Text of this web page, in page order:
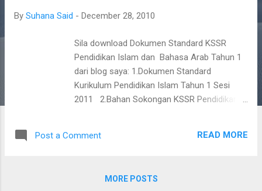
By Suhana Said - December 28, 2010
Sila download Dokumen Standard KSSR
Pendidikan Islam dan Bahasa Arab Tahun 1
dari blog saya: 1.Dokumen Standard
Kurikulum Pendidikan Islam Tahun 1 Sesi
2011 2.Bahan Sokongan KSSR Pendidikan
4.Bahan Sokongan KSSR Bahasa Arab TAhun
Post a Comment READ MORE
MORE POSTS